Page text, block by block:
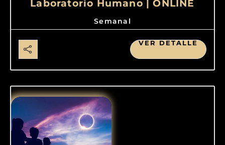
Laboratorio Humano | ONLINE
Semanal
VER DETALLE